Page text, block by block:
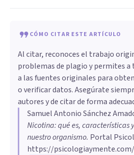
CÓMO CITAR ESTE ARTÍCULO
Al citar, reconoces el trabajo
problemas de plagio y permites a
a las fuentes originales para
o verificar datos. Asegúrate
autores y de citar de forma
Samuel Antonio Sánchez
Nicotina: qué es, características
nuestro organismo. Portal
https://